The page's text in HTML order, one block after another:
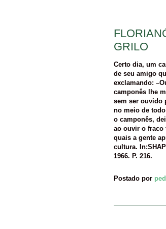
GRILO
Certo dia, um
de seu amigo
exclamando:
camponês lhe
sem ser ouvido
no meio de
o camponês,
ao ouvir o fraco
quais a gente
cultura.
1966. P. 216.
Postado por